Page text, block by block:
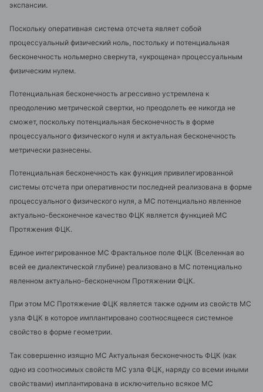
экспансии.
Поскольку оперативная система отсчета являет собой
процессуальный физический ноль, постольку и потенциальная
бесконечность нольмерно свернута, «укрощена» процессуальным
физическим нулем.
Потенциальная бесконечность агрессивно устремлена к
преодолению метрической свертки, но преодолеть ее никогда не
сможет, поскольку потенциальная бесконечность в форме
процессуального физического нуля и актуальная бесконечность
метрически разнесены.
Потенциальная бесконечность как функция привилегированной
системы отсчета при оперативности последней реализована в форме
процессуального физического нуля, а МС потенциально явленное
актуально-бесконечное качество ФЦК является функцией МС
Протяжения ФЦК.
Единое интегрированное МС Фрактальное поле ФЦК (Вселенная во
всей ее диалектической глубине) реализовано в МС потенциально
явленном актуально-бесконечном Протяжении ФЦК.
При этом МС Протяжение ФЦК является также одним из свойств МС
узла ФЦК в которое имплантировано соотносящееся системное
свойство в форме геометрии.
Так совершенно изящно МС Актуальная бесконечность ФЦК (как
одно из соотносимых свойств МС узла ФЦК, наряду со всеми иными
свойствами) имплантирована в исключительно всякое МС